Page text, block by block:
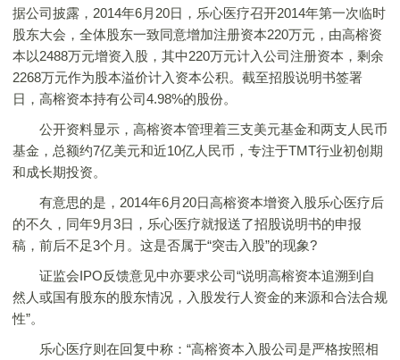
据公司披露，2014年6月20日，乐心医疗召开2014年第一次临时
股东大会，全体股东一致同意增加注册资本220万元，由高榕资
本以2488万元增资入股，其中220万元计入公司注册资本，剩余
2268万元作为股本溢价计入资本公积。截至招股说明书签署
日，高榕资本持有公司4.98%的股份。
公开资料显示，高榕资本管理着三支美元基金和两支人民币
基金，总额约7亿美元和近10亿人民币，专注于TMT行业初创期
和成长期投资。
有意思的是，2014年6月20日高榕资本增资入股乐心医疗后
的不久，同年9月3日，乐心医疗就报送了招股说明书的申报
稿，前后不足3个月。这是否属于“突击入股”的现象?
证监会IPO反馈意见中亦要求公司“说明高榕资本追溯到自
然人或国有股东的股东情况，入股发行人资金的来源和合法合规
性”。
乐心医疗则在回复中称：“高榕资本入股公司是严格按照相